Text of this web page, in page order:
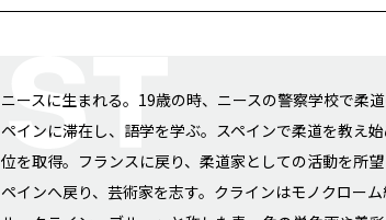
ニースに生まれる。19歳の時、ニースの警察学校で柔
ペインに滞在し、語学を学ぶ。スペインで柔道を教え
位を取得。フランスに戻り、柔道家としての活動を所
ペインへ戻り、芸術家を志す。クラインはモノクロー